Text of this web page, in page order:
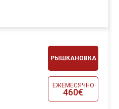
РЫШКАНОВКА
ЕЖЕМЕСЯЧНО
460€